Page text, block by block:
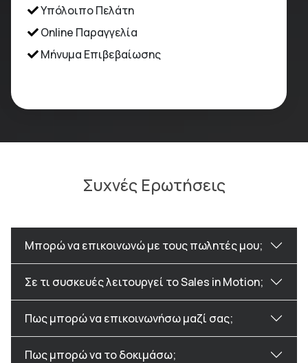
Υπόλοιπο Πελάτη
Online Παραγγελία
Μήνυμα Επιβεβαίωσης
Συχνές Ερωτήσεις
Μπορώ να επικοινωνώ με τους πωλητές μου;
Σε τι συσκευές λειτουργεί το Sales in Motion;
Πως μπορώ να επικοινωνήσω μαζί σας;
Πως μπορώ να το δοκιμάσω;